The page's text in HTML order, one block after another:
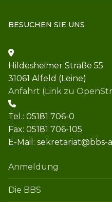
BESUCHEN SIE UNS
Hildesheimer Straße 55
31061 Alfeld (Leine)
Anfahrt (Link zu
Tel.: 05181 706-0
Fax: 05181 706-105
E-Mail: sekretariat@bbs-
Anmeldung
Die BBS